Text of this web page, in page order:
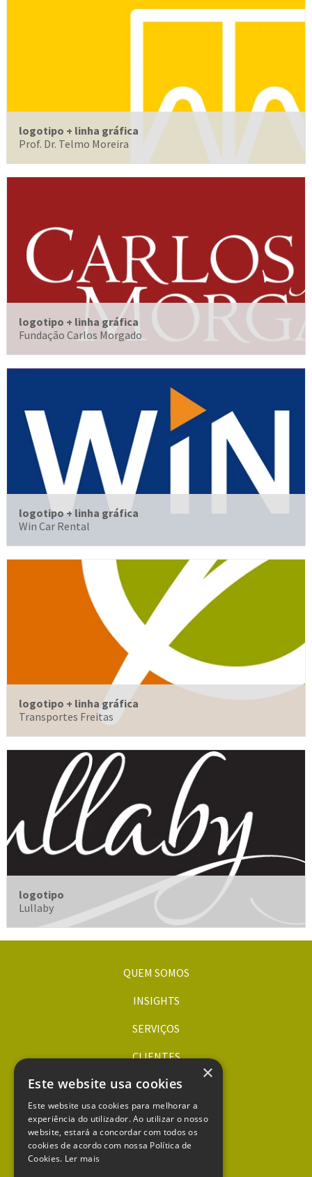
logotipo + linha gráfica
Prof. Dr. Telmo Moreira
logotipo + linha gráfica
Fundação Carlos Morgado
logotipo + linha gráfica
Win Car Rental
logotipo + linha gráfica
Transportes Freitas
logotipo
Lullaby
QUEM SOMOS
INSIGHTS
SERVIÇOS
CLIENTES
ORÇAMENTOS
CONTACTOS
dqa.pt
xtend.pt
×
Este website usa cookies
Este website usa cookies para melhorar a
experiência do utilizador. Ao utilizar o nosso
website, estará a concordar com todos os
cookies de acordo com nossa Política de
Cookies. Ler mais